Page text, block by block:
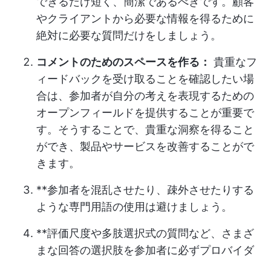
やクライアントから必要な情報を得るために
絶対に必要な質問だけをしましょう。
コメントのためのスペースを作る： 貴重なフ
ィードバックを受け取ることを確認したい場
合は、参加者が自分の考えを表現するための
オープンフィールドを提供することが重要で
す。そうすることで、貴重な洞察を得ること
ができ、製品やサービスを改善することがで
きます。
**参加者を混乱させたり、疎外させたりする
ような専門用語の使用は避けましょう。
**評価尺度や多肢選択式の質問など、さまざ
まな回答の選択肢を参加者に必ずプロバイダ